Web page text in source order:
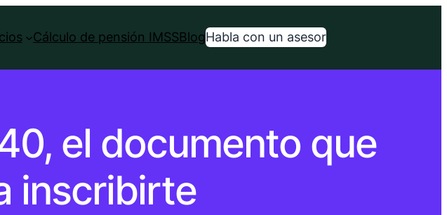
Cálculo de pensión IMSSBlogHabla con un asesor
el documento que
inscribirte